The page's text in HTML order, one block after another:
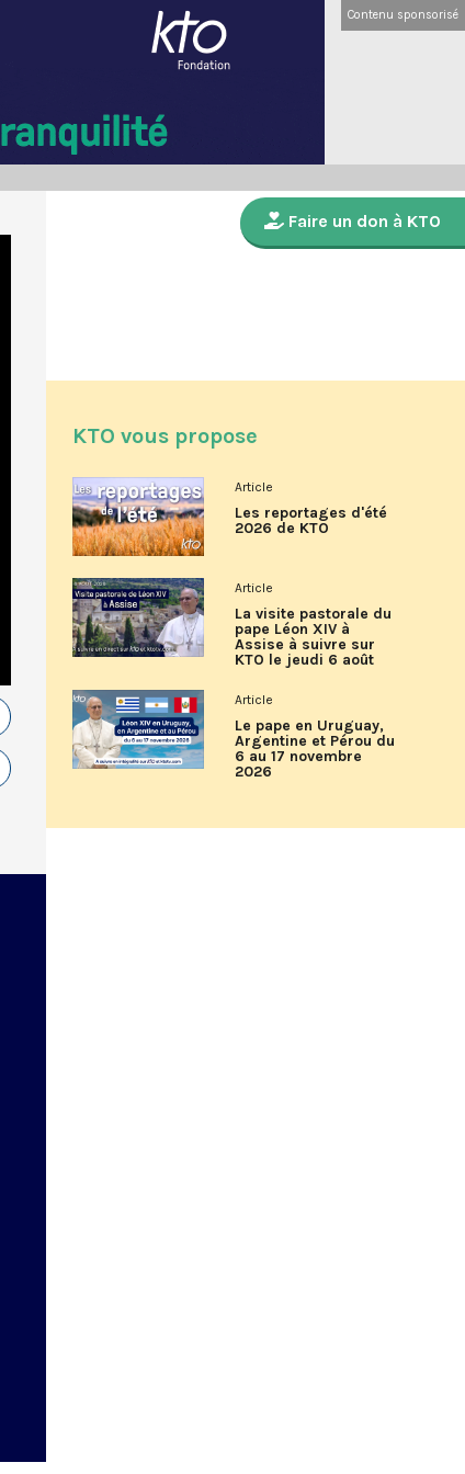
Contenu sponsorisé
Faire un don à KTO
KTO vous propose
Article
Les reportages d'été
2026 de KTO
Article
La visite pastorale du
pape Léon XIV à
Assise à suivre sur
KTO le jeudi 6 août
Article
Le pape en Uruguay,
Argentine et Pérou du
6 au 17 novembre
2026